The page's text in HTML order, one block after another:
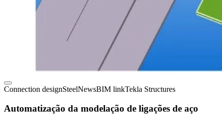
Connection designSteelNewsBIM linkTekla Structures
Automatização da modelação de ligações de aço